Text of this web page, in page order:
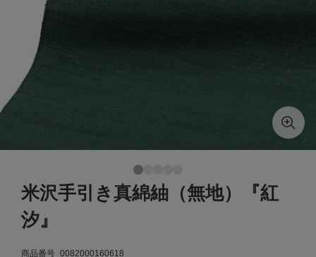
米沢手引き真綿紬（無地）『紅
汐』
商品番号 0082000160618